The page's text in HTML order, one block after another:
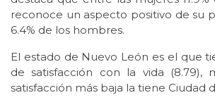
reconoce un aspecto positivo de su
6.4% de los hombres.
El estado de Nuevo León es el que
de satisfacción con la vida (8.79),
satisfacción más baja la tiene Ciudad